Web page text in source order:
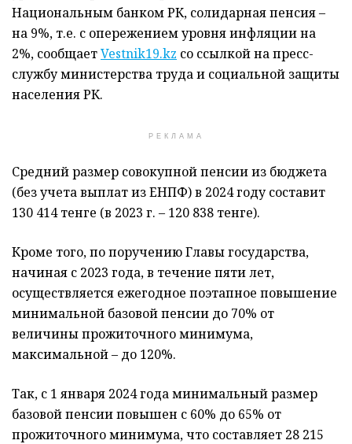
Национальным банком РК, солидарная пенсия –
на 9%, т.е. с опережением уровня инфляции на
2%, сообщаетVestnik19.kz со ссылкой на пресс-
службу министерства труда и социальной защиты
населения РК.
РЕКЛАМА
Средний размер совокупной пенсии из бюджета
(без учета выплат из ЕНПФ) в 2024 году составит
130 414 тенге (в 2023 г. – 120 838 тенге).
Кроме того, по поручению Главы государства,
начиная с 2023 года, в течение пяти лет,
осуществляется ежегодное поэтапное повышение
минимальной базовой пенсии до 70% от
величины прожиточного минимума,
максимальной – до 120%.
Так, с 1 января 2024 года минимальный размер
базовой пенсии повышен с 60% до 65% от
прожиточного минимума, что составляет 28 215